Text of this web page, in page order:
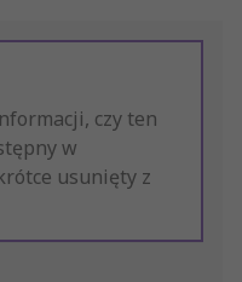
czy ten
w
usunięty z